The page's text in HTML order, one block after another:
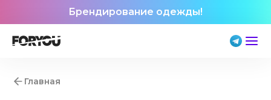
Брендирование одежды!
Главная